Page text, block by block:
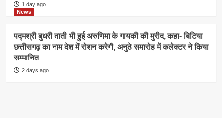
1 day ago
News
पद्मश्री बुधरी ताती भी हुई अरुणिमा के गायकी की मुरीद, कहा- बिटिया
छत्तीसगढ़ का नाम देश में रोशन करेगी, अनुठे समारोह में कलेक्टर ने किया
सम्मानित
2 days ago